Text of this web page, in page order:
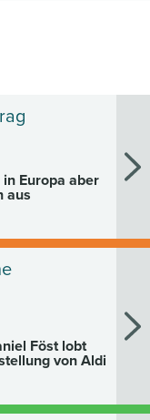
Europa aber
aus
Föst lobt
von Aldi